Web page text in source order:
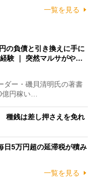
一覧を見る
の負債と引き換えに手に
験 ｜ 突然マルサがや…
ー・磯貝清明氏の著書
億円稼い…
種銭は差し押さえを免れ
日5万円超の延滞税が積み
一覧を見る